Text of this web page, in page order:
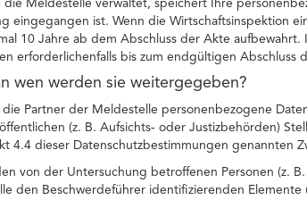
Meldestelle verwaltet, speichert Ihre
eingegangen ist. Wenn die Wirtschaftsinspektion
10 Jahre ab dem Abschluss der Akte aufbewahrt.
erforderlichenfalls bis zum endgültigen Abschluss
wen werden sie weitergegeben?
Partner der Meldestelle personenbezogene
(z. B. Aufsichts- oder Justizbehörden)
4.4 dieser Datenschutzbestimmungen genannten
von der Untersuchung betroffenen Personen (z.
den Beschwerdeführer identifizierenden